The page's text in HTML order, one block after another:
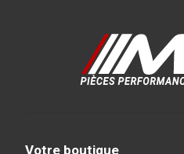
Votre boutique